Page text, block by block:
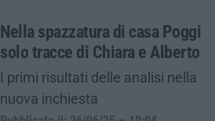
Nella spazzatura di casa Poggi
solo tracce di Chiara e Alberto
I primi risultati delle analisi nella
nuova inchiesta